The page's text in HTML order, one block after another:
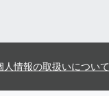
人情報の取扱いについて